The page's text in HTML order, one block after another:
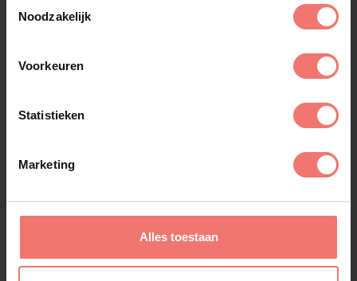
Noodzakelijk
Voorkeuren
Statistieken
Marketing
Alles toestaan